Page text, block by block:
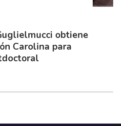
obtiene
Carolina para